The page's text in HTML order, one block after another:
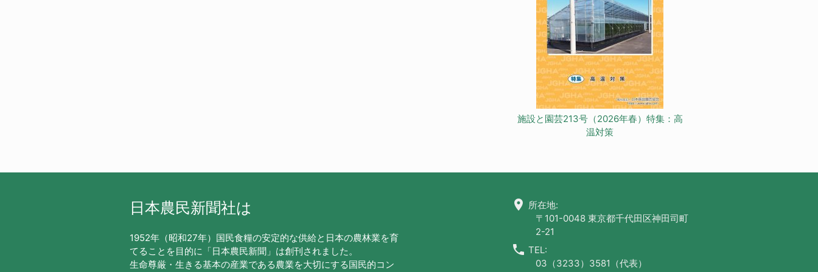
施設と園芸213号（2026年春）特集：高
温対策
日本農民新聞社は
1952年（昭和27年）国民食糧の安定的な供給と日本の農林業を育
てることを目的に「日本農民新聞」は創刊されました。
生命尊厳・生きる基本の産業である農業を大切にする国民的コン
location_on 所在地:
〒101-0048 東京都千代田区神田司町
2-21
call TEL:
03（3233）3581（代表）